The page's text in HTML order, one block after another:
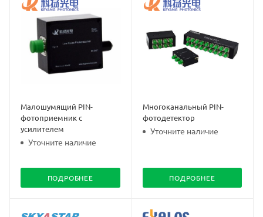
Малошумящий PIN-
фотоприемник с
усилителем
Уточните наличие
ПОДРОБНЕЕ
Многоканальный PIN-
фотодетектор
Уточните наличие
ПОДРОБНЕЕ